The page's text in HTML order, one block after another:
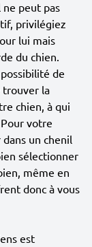
peut pas
privilégiez
lui mais
du chien.
de
la
chien, à qui
votre
un chenil
sélectionner
même en
donc à vous
est